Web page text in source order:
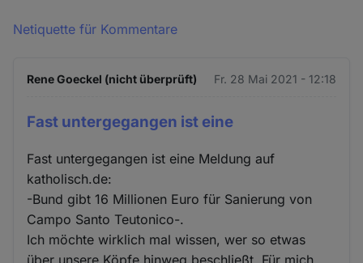
Netiquette für Kommentare
Rene Goeckel (nicht überprüft) Fr. 28 Mai 2021 - 12:18
Fast untergegangen ist eine
Fast untergegangen ist eine Meldung auf
katholisch.de:
-Bund gibt 16 Millionen Euro für Sanierung von
Campo Santo Teutonico-.
Ich möchte wirklich mal wissen, wer so etwas
über unsere Köpfe hinweg beschließt. Für mich